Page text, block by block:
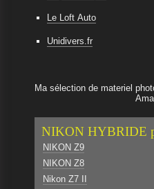
Le Loft Auto
Unidivers.fr
Ma sélection de materiel
NIKON HYBRIDE
NIKON Z9
NIKON Z8
Nikon Z7 II